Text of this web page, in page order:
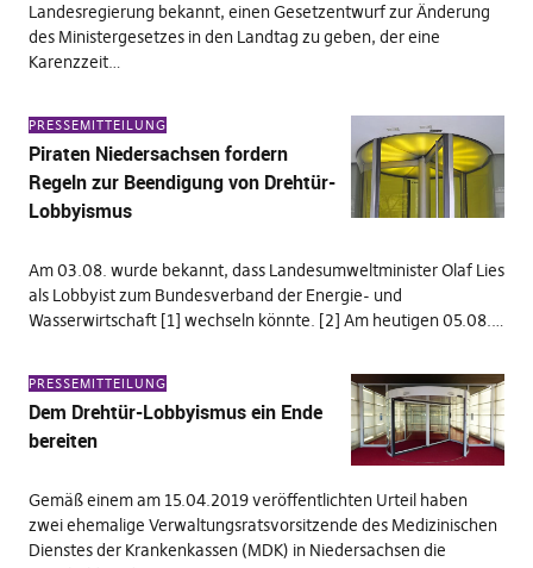
Landesregierung bekannt, einen Gesetzentwurf zur Änderung
des Ministergesetzes in den Landtag zu geben, der eine
Karenzzeit…
PRESSEMITTEILUNG
Piraten Niedersachsen fordern
Regeln zur Beendigung von Drehtür-
Lobbyismus
Am 03.08. wurde bekannt, dass Landesumweltminister Olaf Lies
als Lobbyist zum Bundesverband der Energie- und
Wasserwirtschaft [1] wechseln könnte. [2] Am heutigen 05.08.…
PRESSEMITTEILUNG
Dem Drehtür-Lobbyismus ein Ende
bereiten
Gemäß einem am 15.04.2019 veröffentlichten Urteil haben
zwei ehemalige Verwaltungsratsvorsitzende des Medizinischen
Dienstes der Krankenkassen (MDK) in Niedersachsen die